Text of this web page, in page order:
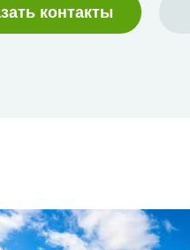
контакты